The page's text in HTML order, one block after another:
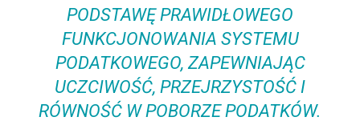
PODSTAWĘ PRAWIDŁOWEGO
FUNKCJONOWANIA SYSTEMU
PODATKOWEGO, ZAPEWNIAJĄC
UCZCIWOŚĆ, PRZEJRZYSTOŚĆ I
RÓWNOŚĆ W POBORZE PODATKÓW.